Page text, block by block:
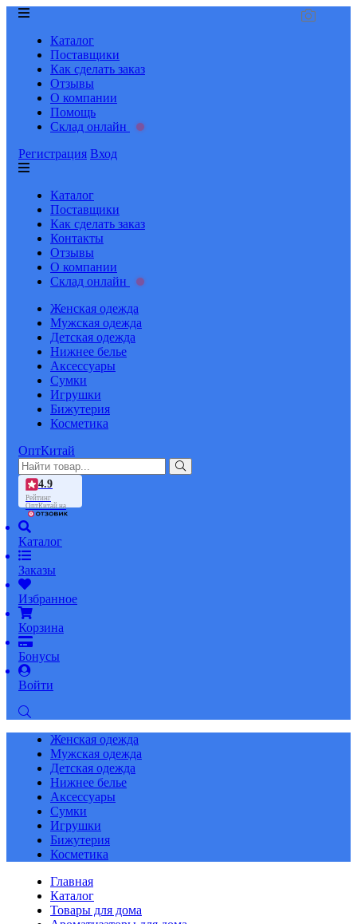
Каталог
Поставщики
Как сделать заказ
Отзывы
О компании
Помощь
Склад онлайн
Регистрация Вход
Каталог
Поставщики
Как сделать заказ
Контакты
Отзывы
О компании
Склад онлайн
Женская одежда
Мужская одежда
Детская одежда
Нижнее белье
Аксессуары
Сумки
Игрушки
Бижутерия
Косметика
ОптКитай
4.9
Рейтинг
ОптКитай на
Каталог
Заказы
Избранное
Корзина
Бонусы
Войти
Женская одежда
Мужская одежда
Детская одежда
Нижнее белье
Аксессуары
Сумки
Игрушки
Бижутерия
Косметика
Главная
Каталог
Товары для дома